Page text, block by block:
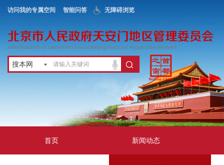
访问我的专属空间 智能问答 无障碍浏览
搜本网
首页 新闻动态